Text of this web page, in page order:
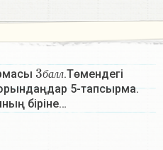
б алл
3 балл
.Төмендегі
5-тапсырма.
біріне…